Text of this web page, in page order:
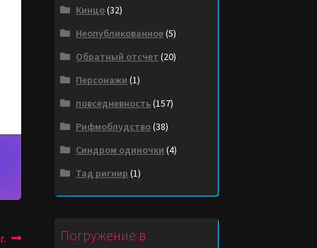
Кинцо(32)
Неопубликованное(5)
Обратный отсчет (20)
Персонажи (1)
повседневность(157)
Рифмоблудство(38)
Синдром одиночки (4)
Тад ригнир (1)
Погружение в